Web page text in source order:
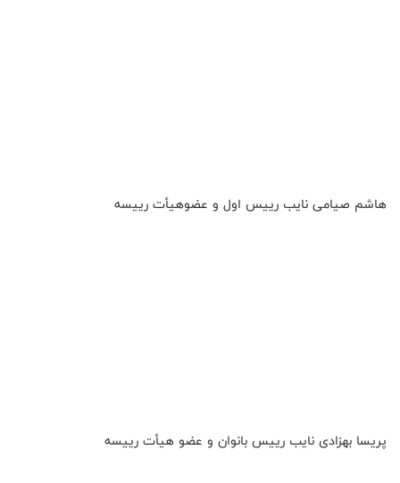
هاشم صیامی نایب رییس اول و عضوهیأت رییسه
پریسا بهزادی نایب رییس بانوان و عضو هیأت رییسه